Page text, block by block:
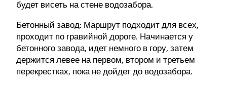
будет висеть на стене водозабора.
Бетонный завод: Маршрут подходит для всех,
проходит по гравийной дороге. Начинается у
бетонного завода, идет немного в гору, затем
держится левее на первом, втором и третьем
перекрестках, пока не дойдет до водозабора.